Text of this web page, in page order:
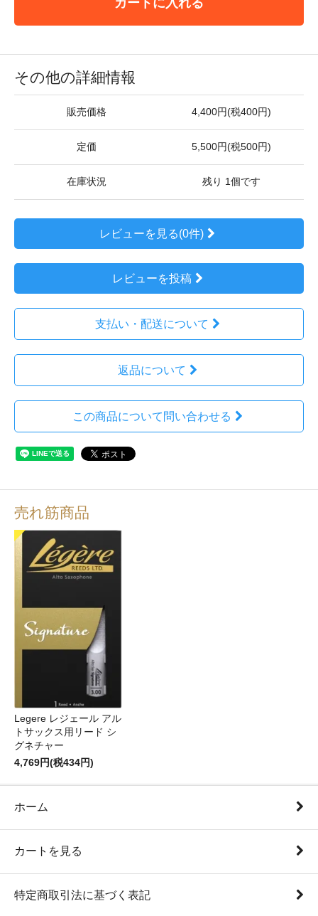
その他の詳細情報
販売価格 4,400円(税400円)
定価 5,500円(税500円)
在庫状況 残り 1個です
レビューを見る(0件)
レビューを投稿
支払い・配送について
返品について
この商品について問い合わせる
売れ筋商品
Legere レジェール アル
トサックス用リード シ
グネチャー
4,769円(税434円)
ホーム
カートを見る
特定商取引法に基づく表記